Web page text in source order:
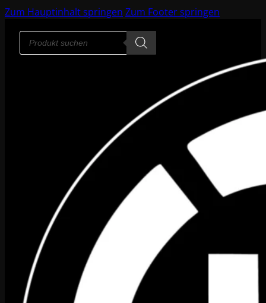
Zum Hauptinhalt springen Zum Footer springen
Products
search